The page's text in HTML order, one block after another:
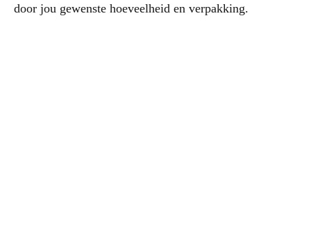
door jou gewenste hoeveelheid en verpakking.